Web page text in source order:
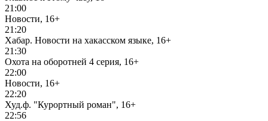
21:00
Новости, 16+
21:20
Хабар. Новости на хакасском языке, 16+
21:30
Охота на оборотней 4 серия, 16+
22:00
Новости, 16+
22:20
Худ.ф. "Курортный роман", 16+
22:56